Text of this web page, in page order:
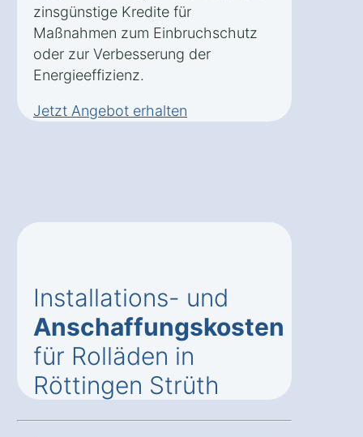
zinsgünstige Kredite für
Maßnahmen zum Einbruchschutz
oder zur Verbesserung der
Energieeffizienz.
Jetzt Angebot erhalten
Installations- und
Anschaffungskosten
für Rolläden in
Röttingen Strüth